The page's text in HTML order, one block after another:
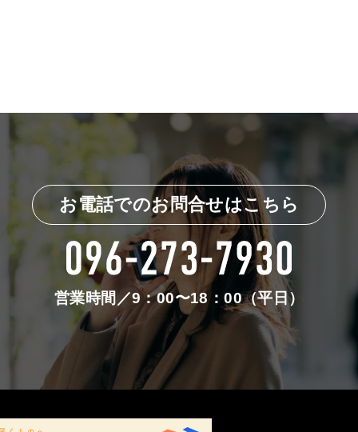
お電話でのお問合せはこちら
営業時間／9：00〜18：00（平日）